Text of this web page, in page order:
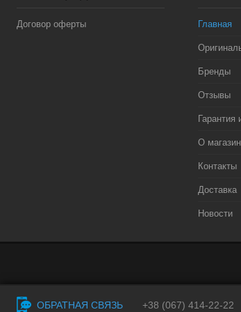
Договор оферты Главная
Бренды
Отзывы
Гарантия
О
Контакты
Доставка
Новости
ОБРАТНАЯ СВЯЗЬ +38 (067) 414-22-22